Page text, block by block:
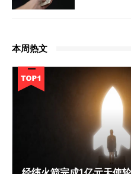
本周热文